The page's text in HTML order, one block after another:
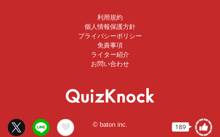
189
利用規約
個人情報保護方針
プライバシーポリシー
免責事項
ライター紹介
お問い合わせ
© baton inc.